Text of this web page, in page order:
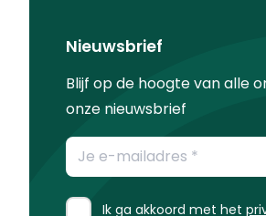
Nieuwsbrief
Blijf op de hoogte van alle
onze nieuwsbrief
E-
mailadres
*
Instemming
Ik ga akkoord met het